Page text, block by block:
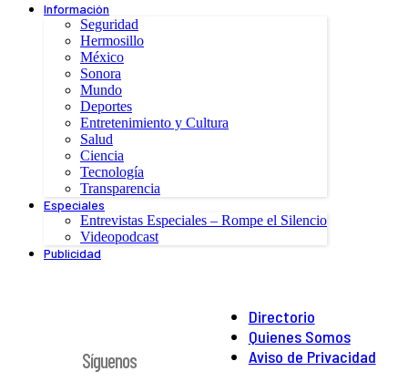
Información
Seguridad
Hermosillo
México
Sonora
Mundo
Deportes
Entretenimiento y Cultura
Salud
Ciencia
Tecnología
Transparencia
Especiales
Entrevistas Especiales – Rompe el Silencio
Videopodcast
Publicidad
Directorio
Quienes Somos
Aviso de Privacidad
Síguenos